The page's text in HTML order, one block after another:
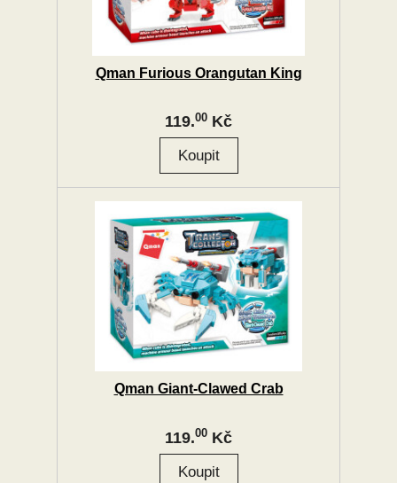
Qman Furious Orangutan King
119.00 Kč
Qman Giant-Clawed Crab
119.00 Kč